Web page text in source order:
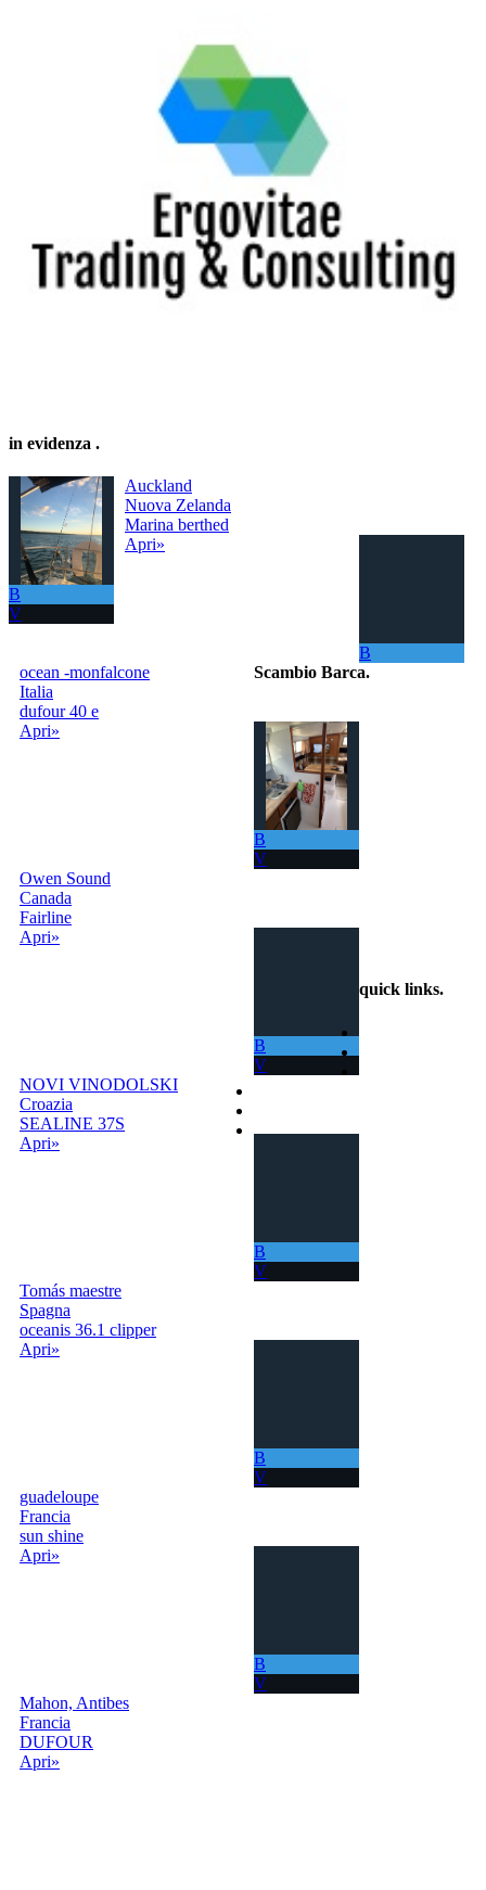
in evidenza .
B
V
Auckland
Nuova Zelanda
Marina berthed
Apri»
B
ocean -monfalcone
Italia
dufour 40 e
Apri»
B
V
Owen Sound
Canada
Fairline
Apri»
B
V
NOVI VINODOLSKI
Croazia
SEALINE 37S
Apri»
B
V
Tomás maestre
Spagna
oceanis 36.1 clipper
Apri»
B
V
guadeloupe
Francia
sun shine
Apri»
B
V
Mahon, Antibes
Francia
DUFOUR
Apri»
Scambio Barca.
quick links.